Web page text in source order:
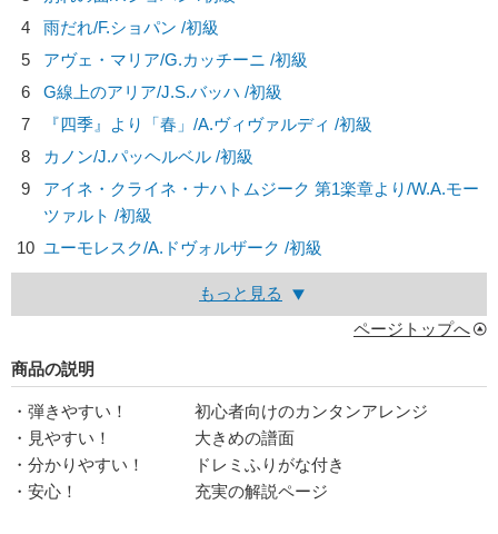
4
雨だれ/F.ショパン /初級
5
アヴェ・マリア/G.カッチーニ /初級
6
G線上のアリア/J.S.バッハ /初級
7
『四季』より「春」/A.ヴィヴァルディ /初級
8
カノン/J.パッヘルベル /初級
9
アイネ・クライネ・ナハトムジーク 第1楽章より/W.A.モー
ツァルト /初級
10 ユーモレスク/A.ドヴォルザーク /初級
もっと見る
ページトップへ
商品の説明
・弾きやすい！ 初心者向けのカンタンアレンジ
・見やすい！ 大きめの譜面
・分かりやすい！ ドレミふりがな付き
・安心！ 充実の解説ページ